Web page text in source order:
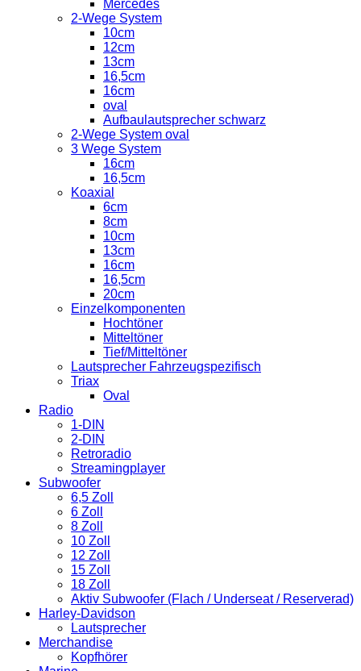
Mercedes
2-Wege System
10cm
12cm
13cm
16,5cm
16cm
oval
Aufbaulautsprecher schwarz
2-Wege System oval
3 Wege System
16cm
16,5cm
Koaxial
6cm
8cm
10cm
13cm
16cm
16,5cm
20cm
Einzelkomponenten
Hochtöner
Mitteltöner
Tief/Mitteltöner
Lautsprecher Fahrzeugspezifisch
Triax
Oval
Radio
1-DIN
2-DIN
Retroradio
Streamingplayer
Subwoofer
6,5 Zoll
6 Zoll
8 Zoll
10 Zoll
12 Zoll
15 Zoll
18 Zoll
Aktiv Subwoofer (Flach / Underseat / Reserverad)
Harley-Davidson
Lautsprecher
Merchandise
Kopfhörer